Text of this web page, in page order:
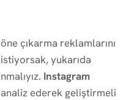
çıkarma reklamlarını
yukarıda
Instagram
ederek geliştirmeli